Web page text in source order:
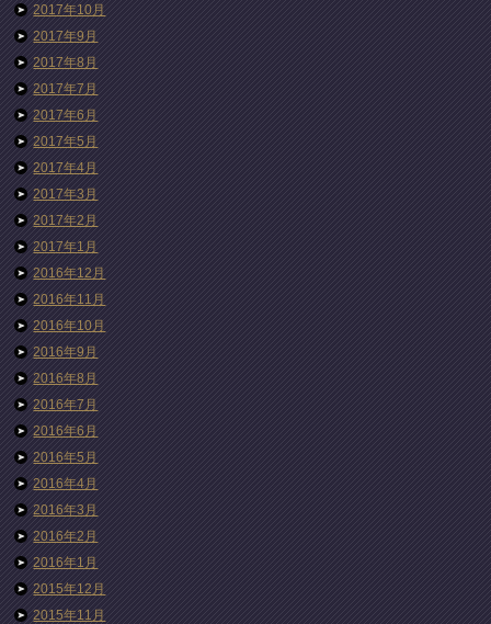
2017年10月
2017年9月
2017年8月
2017年7月
2017年6月
2017年5月
2017年4月
2017年3月
2017年2月
2017年1月
2016年12月
2016年11月
2016年10月
2016年9月
2016年8月
2016年7月
2016年6月
2016年5月
2016年4月
2016年3月
2016年2月
2016年1月
2015年12月
2015年11月